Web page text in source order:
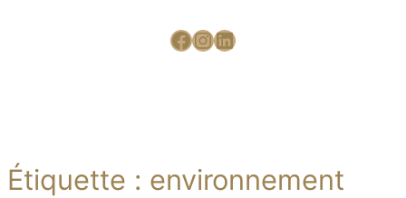
Étiquette : environnement